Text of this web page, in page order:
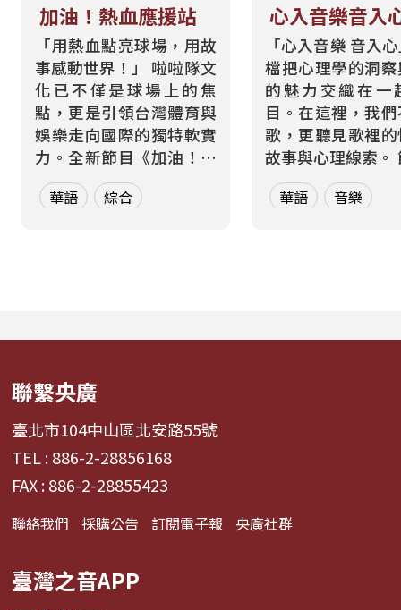
加油！熱血應援站
「用熱血點亮球場，用故
事感動世界！」 啦啦隊文
化已不僅是球場上的焦
點，更是引領台灣體育與
娛樂走向國際的獨特軟實
力。全新節目《加油！熱
血應援站》，由香港藝人
張啟樂與影視運動產業專
啦啦隊...
華語 綜合
心入音樂音入
「心入音樂 音入
檔把心理學的洞
的魅力交織在一
目。在這裡，我
歌，更聽見歌裡
故事與心理線索。 節目從
心理學的角度出
聽眾探索音樂如
舞、想流淚...
華語 音樂
聯繫央廣
臺北市104中山區北安路55號
TEL : 886-2-28856168
FAX : 886-2-28855423
聯絡我們 採購公告 訂閱電子報 央廣社群
臺灣之音APP